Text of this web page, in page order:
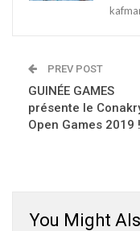
PREV POST
GUINÉE GAMES
présente le
Open Games 2019
You Might